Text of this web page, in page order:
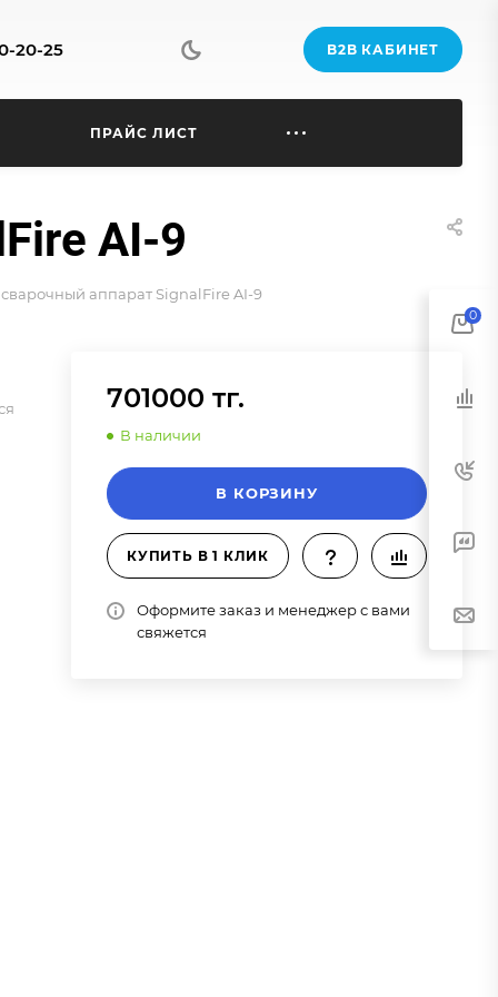
20-25 B2B КАБИНЕТ
ПРАЙС ЛИСТ
AI-9
аппарат SignalFire AI-9
701000 тг.
В наличии
В КОРЗИНУ
КУПИТЬ В 1 КЛИК
Оформите заказ и менеджер с вами
свяжется
0